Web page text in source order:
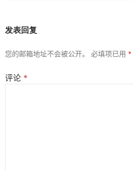
发表回复
您的邮箱地址不会被公开。 必填项已用 *
评论 *